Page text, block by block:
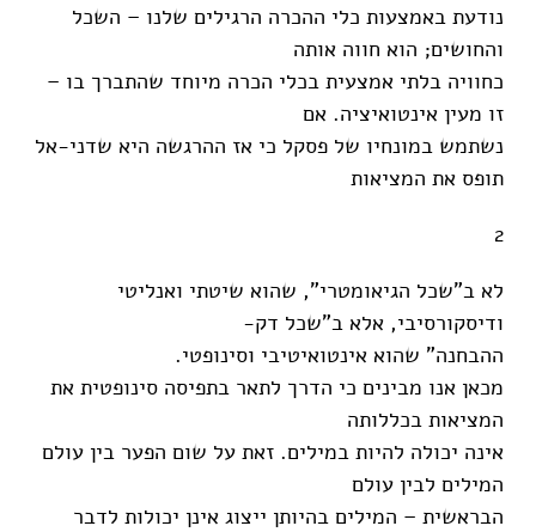
נודעת באמצעות כלי ההכרה הרגילים שלנו – השכל
והחושים; הוא חווה אותה
כחוויה בלתי אמצעית בכלי הכרה מיוחד שהתברך בו –
זו מעין אינטואיציה. אם
נשתמש במונחיו של פסקל כי אז ההרגשה היא שדני-אל
תופס את המציאות
2
לא ב"שכל הגיאומטרי", שהוא שיטתי ואנליטי
ודיסקורסיבי, אלא ב"שכל דק-
ההבחנה" שהוא אינטואיטיבי וסינופטי.
מכאן אנו מבינים כי הדרך לתאר בתפיסה סינופטית את
המציאות בכללותה
אינה יכולה להיות במילים. זאת על שום הפער בין עולם
המילים לבין עולם
הבראשית – המילים בהיותן ייצוג אינן יכולות לדבר